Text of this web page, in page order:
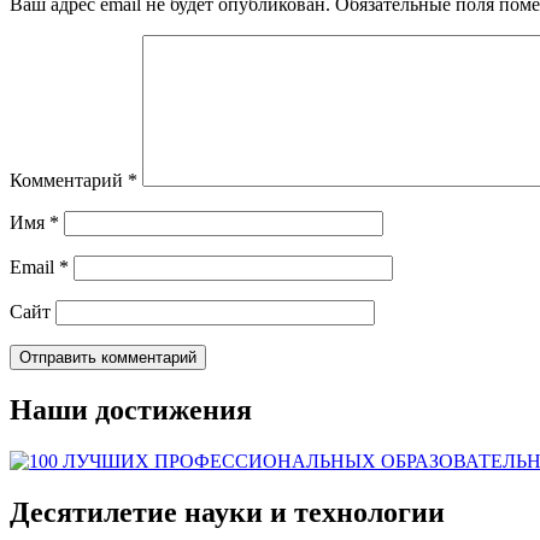
Ваш адрес email не будет опубликован. Обязательные поля
Комментарий *
Имя *
Email *
Сайт
Наши достижения
Десятилетие науки и технологии